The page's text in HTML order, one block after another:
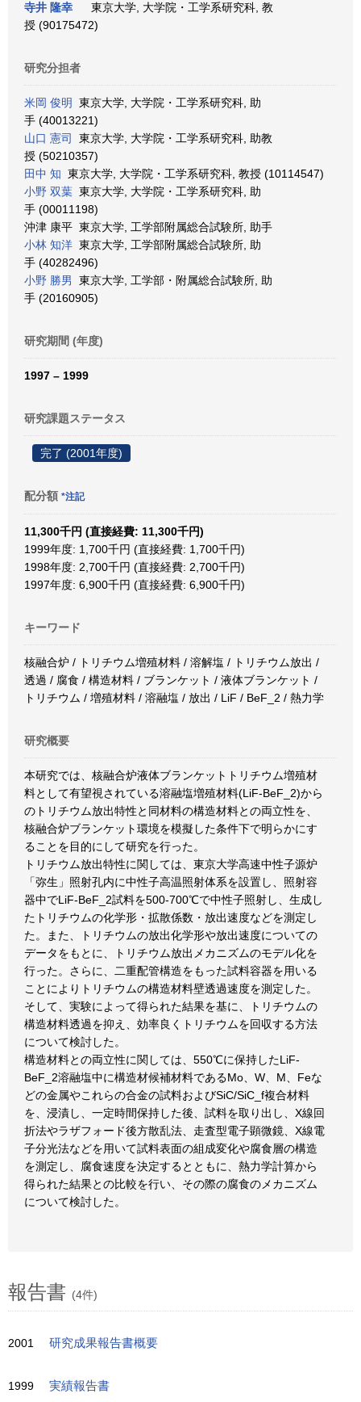
寺井 隆幸
東京大学, 大学院・工学系研究科, 教
授 (90175472)
研究分担者
米岡 俊明
東京大学, 大学院・工学系研究科, 助
手 (40013221)
山口 憲司
東京大学, 大学院・工学系研究科, 助教
授 (50210357)
田中 知 東京大学, 大学院・工学系研究科, 教授 (10114547)
小野 双葉 東京大学, 大学院・工学系研究科, 助
手 (00011198)
沖津 康平 東京大学, 工学部附属総合試験所, 助手
小林 知洋 東京大学, 工学部附属総合試験所, 助
手 (40282496)
小野 勝男
東京大学, 工学部・附属総合試験所, 助
手 (20160905)
研究期間 (年度)
1997 – 1999
研究課題ステータス
完了 (2001年度)
配分額 *注記
11,300千円 (直接経費: 11,300千円)
1999年度: 1,700千円 (直接経費: 1,700千円)
1998年度: 2,700千円 (直接経費: 2,700千円)
1997年度: 6,900千円 (直接経費: 6,900千円)
キーワード
核融合炉 / トリチウム増殖材料 / 溶解塩 / トリチウム放出 /
透過 / 腐食 / 構造材料 / ブランケット / 液体ブランケット /
トリチウム / 増殖材料 / 溶融塩 / 放出 / LiF / BeF_2 / 熱力学
研究概要
本研究では、核融合炉液体ブランケットトリチウム増殖材
料として有望視されている溶融塩増殖材料(LiF-BeF_2)から
のトリチウム放出特性と同材料の構造材料との両立性を、
核融合炉ブランケット環境を模擬した条件下で明らかにす
ることを目的にして研究を行った。
トリチウム放出特性に関しては、東京大学高速中性子源炉
「弥生」照射孔内に中性子高温照射体系を設置し、照射容
器中でLiF-BeF_2試料を500-700℃で中性子照射し、生成し
たトリチウムの化学形・拡散係数・放出速度などを測定し
た。また、トリチウムの放出化学形や放出速度についての
データをもとに、トリチウム放出メカニズムのモデル化を
行った。さらに、二重配管構造をもった試料容器を用いる
ことによりトリチウムの構造材料壁透過速度を測定した。
そして、実験によって得られた結果を基に、トリチウムの
構造材料透過を抑え、効率良くトリチウムを回収する方法
について検討した。
構造材料との両立性に関しては、550℃に保持したLiF-
BeF_2溶融塩中に構造材候補材料であるMo、W、M、Feな
どの金属やこれらの合金の試料およびSiC/SiC_f複合材料
を、浸漬し、一定時間保持した後、試料を取り出し、X線回
折法やラザフォード後方散乱法、走査型電子顕微鏡、X線電
子分光法などを用いて試料表面の組成変化や腐食層の構造
を測定し、腐食速度を決定するとともに、熱力学計算から
得られた結果との比較を行い、その際の腐食のメカニズム
について検討した。
報告書 (4件)
2001 研究成果報告書概要
1999 実績報告書